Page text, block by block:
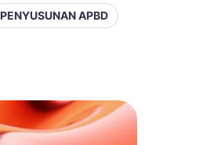
PENYUSUNAN APBD